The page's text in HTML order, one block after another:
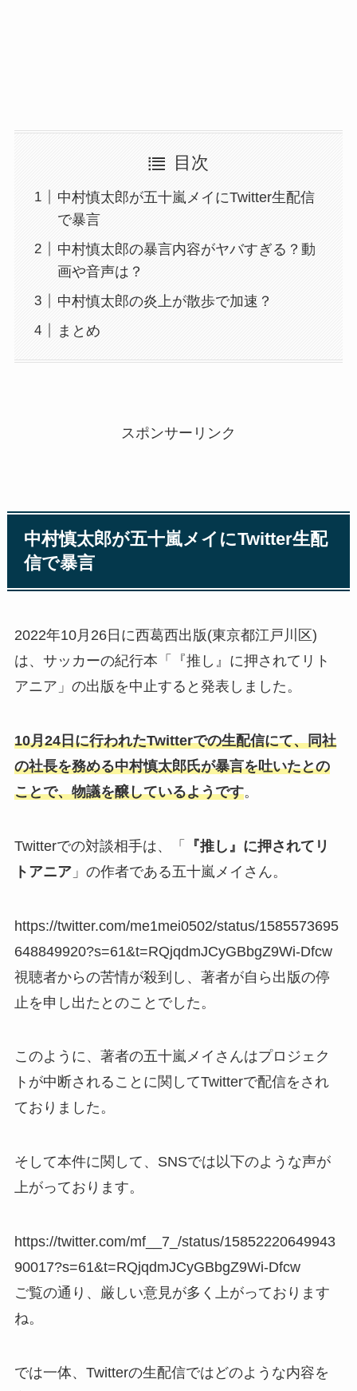
目次
中村慎太郎が五十嵐メイにTwitter生配信
で暴言
中村慎太郎の暴言内容がヤバすぎる？動
画や音声は？
中村慎太郎の炎上が散歩で加速？
まとめ
スポンサーリンク
中村慎太郎が五十嵐メイにTwitter生配
信で暴言
2022年10月26日に西葛西出版(東京都江戸川区)
は、サッカーの紀行本「『推し』に押されてリト
アニア」の出版を中止すると発表しました。
10月24日に行われたTwitterでの生配信にて、同社
の社長を務める中村慎太郎氏が暴言を吐いたとの
ことで、物議を醸しているようです。
Twitterでの対談相手は、「
『推し』に押されてリ
トアニア」の作者である五十嵐メイさん。
https://twitter.com/me1mei0502/status/1585573695
648849920?s=61&t=RQjqdmJCyGBbgZ9Wi-Dfcw
視聴者からの苦情が殺到し、著者が自ら出版の停
止を申し出たとのことでした。
このように、著者の五十嵐メイさんはプロジェク
トが中断されることに関してTwitterで配信をされ
ておりました。
そして本件に関して、SNSでは以下のような声が
上がっております。
https://twitter.com/mf__7_/status/15852220649943
90017?s=61&t=RQjqdmJCyGBbgZ9Wi-Dfcw
ご覧の通り、厳しい意見が多く上がっております
ね。
では一体、Twitterの生配信ではどのような内容を